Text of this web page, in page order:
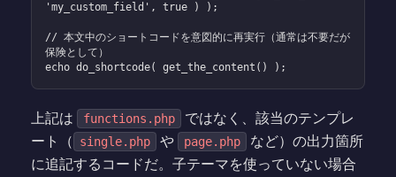
'my_custom_field', true ) );
// 本文中のショートコードを意図的に再実行（通常は不要だが
保険として）
echo do_shortcode( get_the_content() );
上記は functions.php
ではなく、該当のテンプレ
ート（
single.php や page.php
など）の出力箇所
に追記するコードだ。子テーマを使っていない場合